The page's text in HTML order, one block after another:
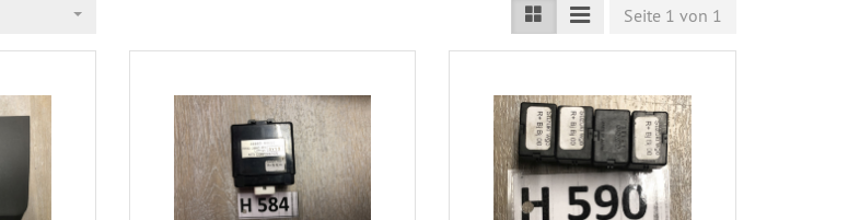
Seite 1 von 1